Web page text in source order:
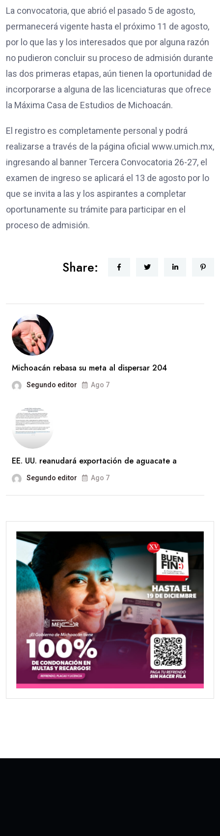
La convocatoria, que abrió el pasado 5 de agosto,
permanecerá vigente hasta el próximo 11 de agosto,
por lo que las y los interesados que por alguna razón
no pudieron concluir su proceso de admisión durante
las dos primeras etapas, aún tienen la oportunidad de
incorporarse a alguna de las licenciaturas que ofrece
la Máxima Casa de Estudios de Michoacán.
El registro es completamente personal y podrá
realizarse a través de la página oficial www.umich.mx,
ingresando al banner Tercera Convocatoria 26-27, el
examen de ingreso se aplicará el 13 de agosto por lo
que se invita a las y los aspirantes a completar
oportunamente su trámite para participar en el
proceso de admisión.
Share:
Michoacán rebasa su meta al dispersar 204
Segundo editor Ago 7
EE. UU. reanudará exportación de aguacate a
Segundo editor Ago 7